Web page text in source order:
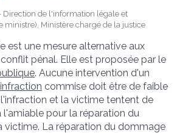
Direction de l'information légale et
ministre), Ministère chargé de la justice
est une mesure alternative aux
pénal. Elle est proposée par le
. Aucune intervention d'un
commise doit être de faible
et la victime tentent de
pour la réparation du
victime. La réparation du dommage